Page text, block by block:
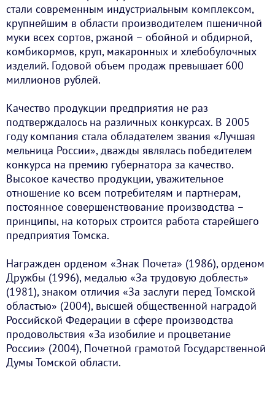
стали современным индустриальным комплексом,
крупнейшим в области производителем пшеничной
муки всех сортов, ржаной – обойной и обдирной,
комбикормов, круп, макаронных и хлебобулочных
изделий. Годовой объем продаж превышает 600
миллионов рублей.
Качество продукции предприятия не раз
подтверждалось на различных конкурсах. В 2005
году компания стала обладателем звания «Лучшая
мельница России», дважды являлась победителем
конкурса на премию губернатора за качество.
Высокое качество продукции, уважительное
отношение ко всем потребителям и партнерам,
постоянное совершенствование производства –
принципы, на которых строится работа старейшего
предприятия Томска.
Награжден орденом «Знак Почета» (1986), орденом
Дружбы (1996), медалью «За трудовую доблесть»
(1981), знаком отличия «За заслуги перед Томской
областью» (2004), высшей общественной наградой
Российской Федерации в сфере производства
продовольствия «За изобилие и процветание
России» (2004), Почетной грамотой Государственной
Думы Томской области.